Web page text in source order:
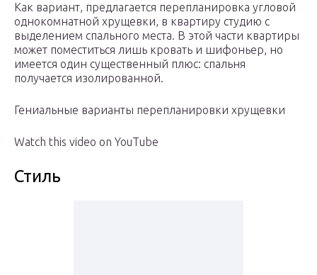
Как вариант, предлагается перепланировка угловой
однокомнатной хрущевки, в квартиру студию с
выделением спального места. В этой части квартиры
может поместиться лишь кровать и шифоньер, но
имеется один существенный плюс: спальня
получается изолированной.
Гениальные варианты перепланировки хрущевки
Watch this video on YouTube
Стиль